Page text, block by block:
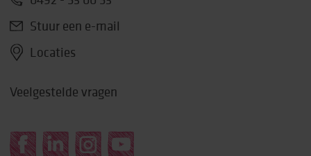
Stuur een e-mail
Locaties
Veelgestelde vragen